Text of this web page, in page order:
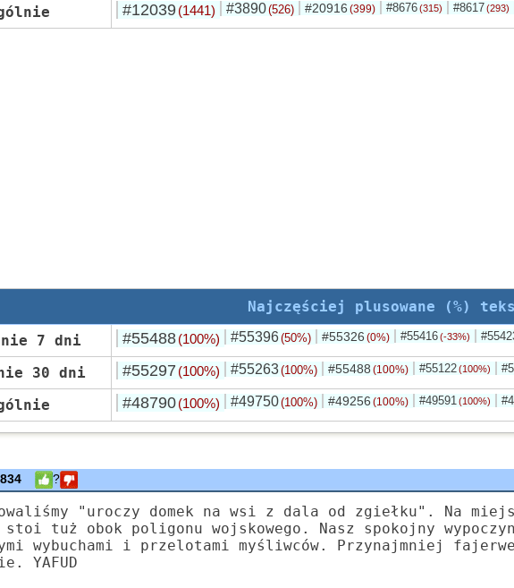
#12039 (1441) #3890(526) #20916 (399) #8676 (315) #8617 (293)
Najczęściej plusowane (%)
7 dni
#55488 (100%) #55396(50%) #55326 (0%) #55416 (-33%)
30 dni #55297 (100%) #55263(100%) #55488 (100%) #55122 (100%)
#48790 (100%) #49750(100%) #49256 (100%) #49591 (100%)
?
"uroczy domek na wsi z dala od zgiełku". Na
stoi tuż obok poligonu wojskowego. Nasz spokojny
wybuchami i przelotami myśliwców. Przynajmniej
YAFUD